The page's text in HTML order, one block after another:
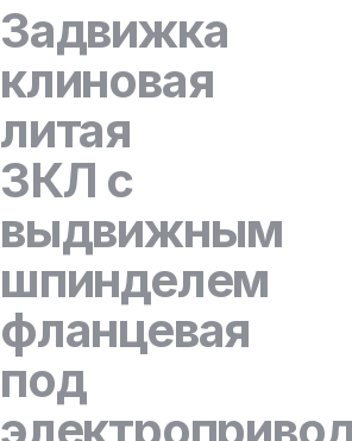
Задвижка
клиновая
литая
ЗКЛ с
выдвижным
шпинделем
фланцевая
под